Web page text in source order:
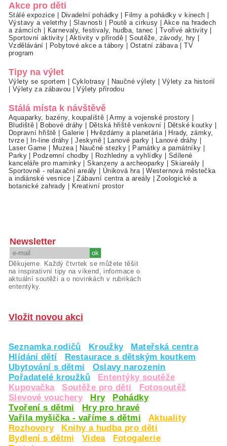
Akce pro děti
Stálé expozice Divadelní pohádky Filmy a pohádky v kinech
Výstavy a veletrhy|Slavnosti Poutě a cirkusy
Akce na hradech
a zámcích
Karnevaly, festivaly, hudba, tanec Tvořivé aktivity
Sportovní aktivity|Aktivity v přírodě |Soutěže, závody, hry
Vzdělávání
Pobytové akce a tábory Ostatní zábava|TV
program
Tipy na výlet
Výlety se sportem Cyklotrasy Naučné výlety
Výlety za historií
Výlety za zábavou |Výlety přírodou
Stálá místa k návštěvě
Aquaparky, bazény, koupaliště |Army a vojenské prostory
Bludiště
Bobové dráhy Dětská hřiště venkovní Dětské koutky
Dopravní hřiště
Galerie Hvězdárny a planetária|
Hrady, zámky,
tvrze| In-line dráhy |Jeskyně| Lanové parky Lanové dráhy
Laser Game
Muzea| Naučné stezky Památky a památníky
Parky| Podzemní chodby Rozhledny a vyhlídky
Sdílené
kanceláře pro maminky |Skanzeny a archeoparky Skiareály
Sportovně - relaxační areály
Úniková hra|Westernová městečka
a indiánské vesnice |Zábavní centra a areály |Zoologické a
botanické zahrady
Kreativní prostor
Newsletter
Děkujeme. Každý čtvrtek se můžete těšit
na inspirativní tipy na víkend, informace o
aktuální soutěži a o novinkách v rubrikách
ententýky.
Vložit novou akci
Seznamka rodičů Kroužky
Mateřská centra
Hlídání dětí
Restaurace s dětským koutkem
Ubytování s dětmi
Oslavy narozenin
Pořadatelé kroužků
Ententýky soutěže
Kupovačka
Soutěže pro děti
Fotosoutěž
Slevové vouchery
Hry
Pohádky
Tvoření s dětmi
Hry pro hravé
Vařila myšička - vaříme s dětmi
Aktuality
Rozhovory
Knihy a hudba pro děti
Bydlení s dětmi
Videa
Fotogalerie